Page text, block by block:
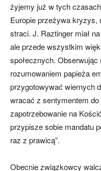
żyjemy już w tych
Europie przeżywa kryzys,
straci. J. Raztinger miał
ale przede wszystkim
społecznych.
rozumowaniem papieża
przygotowywać wiernych
wracać z sentymentem
zapotrzebowanie na
przypisze sobie mandatu
raz z prawicą”.
Obecnie związkowcy